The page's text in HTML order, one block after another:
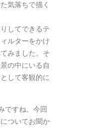
気落ちで描く
してできるテ
ルターをかけ
みました。そ
の中にいる自
して客観的に
ですね。今回
ついてお聞か